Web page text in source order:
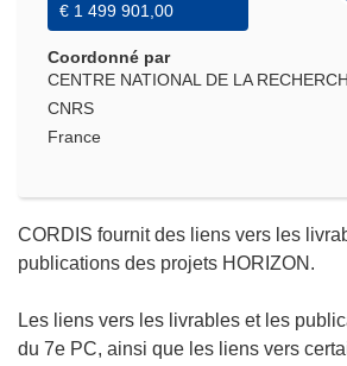
€ 1 499 901,00
Coordonné par
CENTRE NATIONAL DE LA
CNRS
France
CORDIS fournit des liens vers les
publications des projets HORIZON.
Les liens vers les livrables et les
du 7e PC, ainsi que les liens vers